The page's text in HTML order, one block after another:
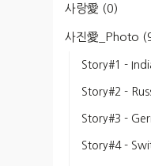
사랑愛 (0)
사진愛_Photo
Story#1 -
Story#2 -
Story#3 -
Story#4 -